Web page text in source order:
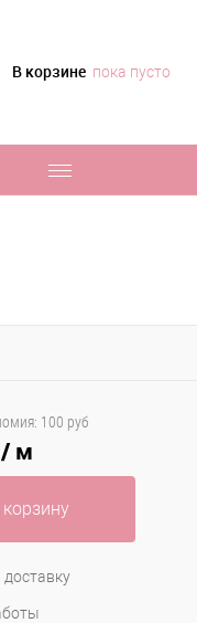
В корзине пока пусто
100 руб
/ м
доставку